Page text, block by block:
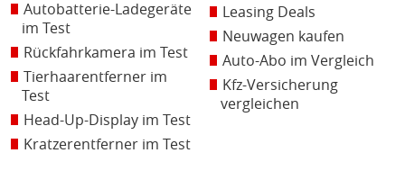
Autobatterie-Ladegeräte
im Test
Rückfahrkamera im Test
Tierhaarentferner im
Test
Head-Up-Display im Test
Kratzerentferner im Test
Leasing Deals
Neuwagen kaufen
Auto-Abo im Vergleich
Kfz-Versicherung
vergleichen